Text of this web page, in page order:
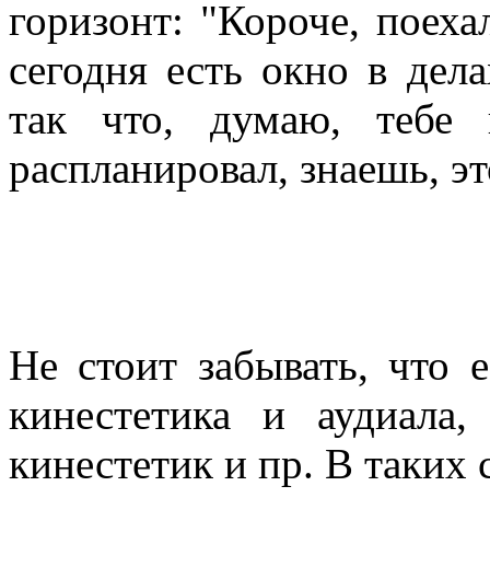
горизонт: "Короче,
сегодня есть окно в
так что, думаю, тебе
распланировал, знаешь,
Не стоит забывать, что
кинестетика и
кинестетик и пр. В таких